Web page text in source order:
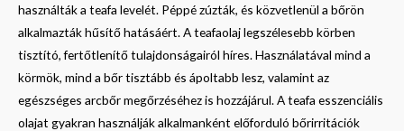
használták a teafa levelét. Péppé zúzták, és közvetlenül a bőrön
alkalmazták hűsítő hatásáért. A teafaolaj legszélesebb körben
tisztító, fertőtlenítő tulajdonságairól híres. Használatával mind a
körmök, mind a bőr tisztább és ápoltabb lesz, valamint az
egészséges arcbőr megőrzéséhez is hozzájárul. A teafa esszenciális
olajat gyakran használják alkalmanként előforduló bőrirritációk